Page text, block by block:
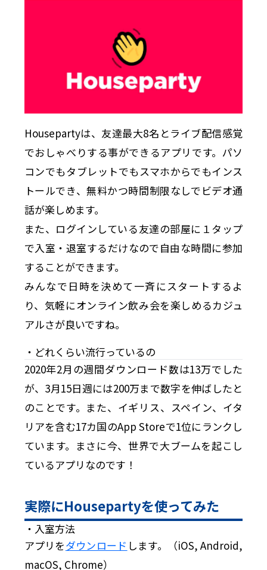
Housepartyは、友達最大8名とライブ配信感覚
でおしゃべりする事ができるアプリです。パソ
コンでもタブレットでもスマホからでもインス
トールでき、無料かつ時間制限なしでビデオ通
話が楽しめます。
また、ログインしている友達の部屋に１タップ
で入室・退室するだけなので自由な時間に参加
することができます。
みんなで日時を決めて一斉にスタートするよ
り、気軽にオンライン飲み会を楽しめるカジュ
アルさが良いですね。
・どれくらい流行っているの
2020年2月の週間ダウンロード数は13万でした
が、3月15日週には200万まで数字を伸ばしたと
のことです。また、イギリス、スペイン、イタ
リアを含む17カ国のApp Storeで1位にランクし
ています。まさに今、世界で大ブームを起こし
ているアプリなのです！
実際にHousepartyを使ってみた
・入室方法
アプリをダウンロード します。（iOS, Android,
macOS, Chrome）